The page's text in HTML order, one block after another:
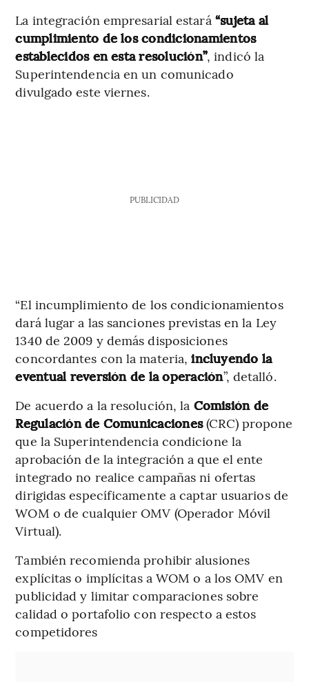
La integración empresarial estará “sujeta al
cumplimiento de los condicionamientos
establecidos en esta resolución”, indicó la
Superintendencia en un comunicado
divulgado este viernes.
PUBLICIDAD
“El incumplimiento de los condicionamientos
dará lugar a las sanciones previstas en la Ley
1340 de 2009 y demás disposiciones
concordantes con la materia,incluyendo la
eventual reversión de la operación”, detalló.
De acuerdo a la resolución, la Comisión de
Regulación de Comunicaciones(CRC) propone
que la Superintendencia condicione la
aprobación de la integración a que el ente
integrado no realice campañas ni ofertas
dirigidas específicamente a captar usuarios de
WOM o de cualquier OMV (Operador Móvil
Virtual).
También recomienda prohibir alusiones
explícitas o implícitas a WOM o a los OMV en
publicidad y limitar comparaciones sobre
calidad o portafolio con respecto a estos
competidores